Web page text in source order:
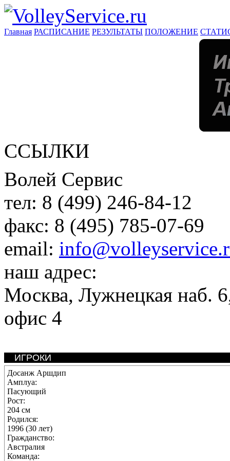
Главная РАСПИСАНИЕ РЕЗУЛЬТАТЫ ПОЛОЖЕНИЕ
ССЫЛКИ
Волей Сервис
тел: 8 (499) 246-84-12
факс: 8 (495) 785-07-69
email:
наш адрес:
Москва, Лужнецкая наб.
офис 4
ИГРОКИ
Досанж Аршдип
Амплуа:
Пасующий
Рост:
204 см
Родился:
1996 (30 лет)
Гражданство:
Австралия
Команда: